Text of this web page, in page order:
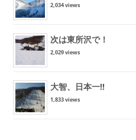
2,034 views
次は東所沢で！
2,029 views
大智、日本一!!
1,833 views